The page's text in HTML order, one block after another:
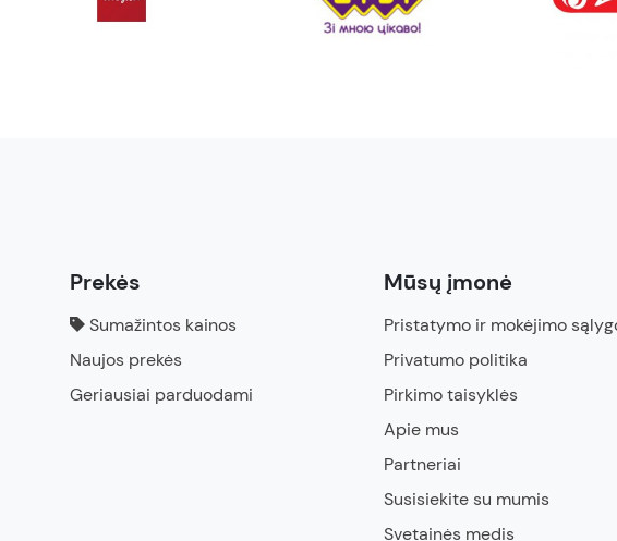
Prekės
Sumažintos kainos
Naujos prekės
Geriausiai parduodami
Mūsų įmonė
Pristatymo ir mokėjimo
Privatumo politika
Pirkimo taisyklės
Apie mus
Partneriai
Susisiekite su mumis
Svetainės medis